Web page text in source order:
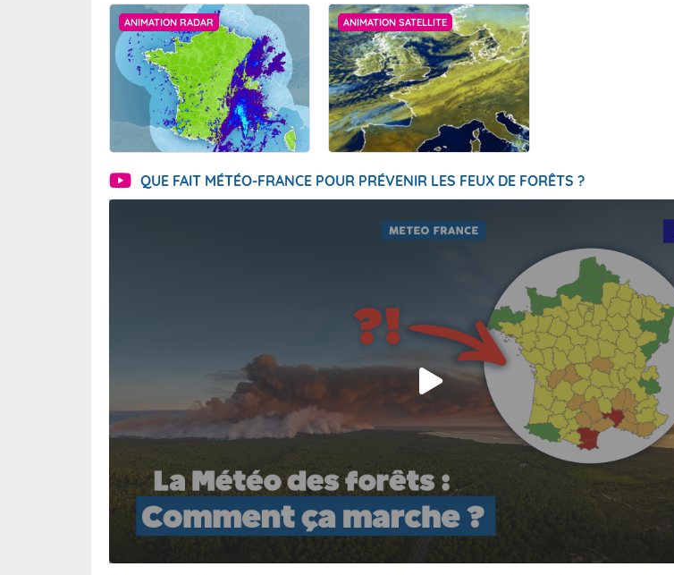
ANIMATION RADAR ANIMATION SATELLITE
QUE FAIT MÉTÉO-FRANCE POUR PRÉVENIR LES FEUX DE FORÊTS ?